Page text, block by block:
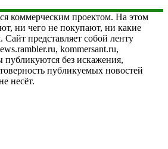
коммерческим проектом. На этом
ни чего не покупают, ни какие
Сайт представляет собой ленту
kommersant.ru,
без искажения,
публикуемых новостей
несёт.